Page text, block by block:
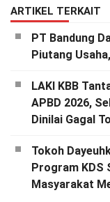
ARTIKEL TERKAIT
PT Bandung
Piutang
LAKI KBB
APBD 2026,
Dinilai Gagal
Tokoh
Program KDS
Masyarakat